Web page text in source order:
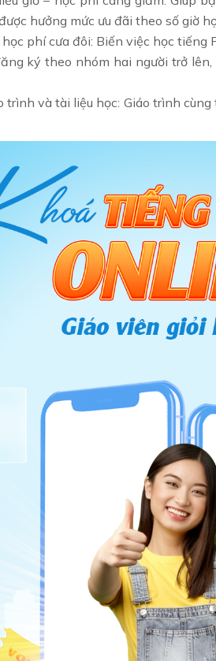
hưởng mức ưu đãi theo số giờ
học phí cưa đôi: Biến việc học
ký theo nhóm hai người trở
trình và tài liệu học: Giáo trình